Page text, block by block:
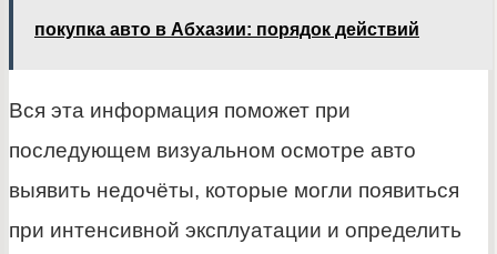
покупка авто в Абхазии: порядок действий
Вся эта информация поможет при
последующем визуальном осмотре авто
выявить недочёты, которые могли появиться
при интенсивной эксплуатации и определить